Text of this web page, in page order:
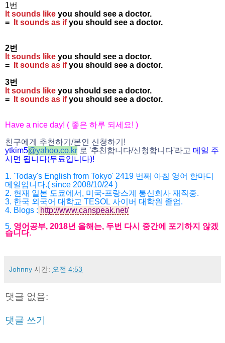
1번
It sounds like you should see a doctor.
=
It sounds as ifyou should see a doctor.
2번
It sounds like you should see a doctor.
=
It sounds as ifyou should see a doctor.
3번
It sounds like you should see a doctor.
=
It sounds as ifyou should see a doctor.
Have a nice day! ( 좋은 하루 되세요! )
친구에게 추천하기 /본인 신청하기 !
ytkim5@yahoo.co.kr 로 '추천합니다/신청합니다'라고 메일 주
시면 됩니다(무료입니다)!
1. 'Today's English from Tokyo' 2419 번째 아침 영어 한마디
메일입니다.( since 2008/10/24 )
2. 현재 일본 도쿄에서 , 미국-프랑스계 통신회사 재직중.
3. 한국 외국어 대학교 TESOL 사이버 대학원 졸업.
4. Blogs : http://www.canspeak.net/
5. 영어공부, 2018년 올해는, 두번 다시 중간에 포기하지 않겠
습니다.
Johnny 시간: 오전 4:53
댓글 없음:
댓글 쓰기